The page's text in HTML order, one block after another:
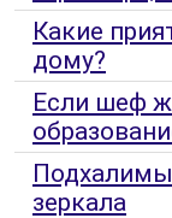
Какие
дому?
Если шеф
Подхалимы
зеркала